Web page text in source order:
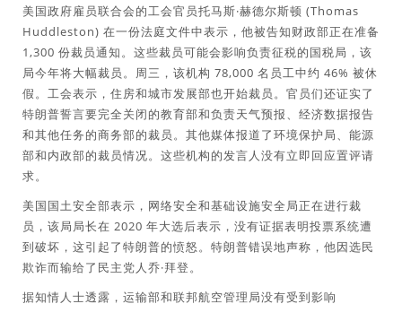
美国政府雇员联合会的工会官员托马斯·赫德尔斯顿 (Thomas
Huddleston) 在一份法庭文件中表示，他被告知财政部正在准备
1,300 份裁员通知。这些裁员可能会影响负责征税的国税局，该
局今年将大幅裁员。周三，该机构 78,000 名员工中约 46% 被休
假。工会表示，住房和城市发展部也开始裁员。官员们还证实了
特朗普誓言要完全关闭的教育部和负责天气预报、经济数据报告
和其他任务的商务部的裁员。其他媒体报道了环境保护局、能源
部和内政部的裁员情况。这些机构的发言人没有立即回应置评请
求。
美国国土安全部表示，网络安全和基础设施安全局正在进行裁
员，该局局长在 2020 年大选后表示，没有证据表明投票系统遭
到破坏，这引起了特朗普的愤怒。特朗普错误地声称，他因选民
欺诈而输给了民主党人乔·拜登。
据知情人士透露，运输部和联邦航空管理局没有受到影响